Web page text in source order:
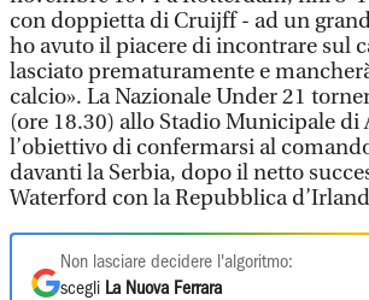
con doppietta di Cruijff - ad un
ho avuto il piacere di incontrare sul
lasciato prematuramente e
calcio». La Nazionale Under 21
(ore 18.30) allo Stadio Municipale di
l’obiettivo di confermarsi al
davanti la Serbia, dopo il netto
Waterford con la Repubblica
Non lasciare decidere l'algoritmo:
scegli La Nuova Ferrara